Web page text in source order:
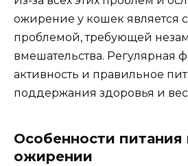
ожирение у кошек является
проблемой, требующей
вмешательства. Регулярная
активность и правильное
поддержания здоровья и
Особенности питания
ожирении